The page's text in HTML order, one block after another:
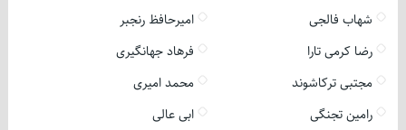
شهاب فالجی
امیرحافظ رنجبر
رضا کرمی تارا
فرهاد جهانگیری
مجتبی ترکاشوند
محمد امیری
رامین تجنگی
ابی عالی